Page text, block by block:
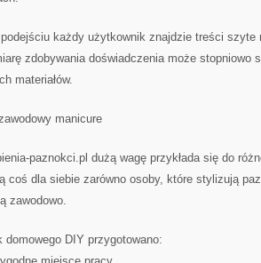
każdy użytkownik znajdzie treści szyte
zdobywania doświadczenia może stopniowo
materiałów.
manicure
paznokci.pl dużą wagę przykłada się do
coś dla siebie zarówno osoby, które stylizują
zawodowo.
domowego DIY przygotowano: